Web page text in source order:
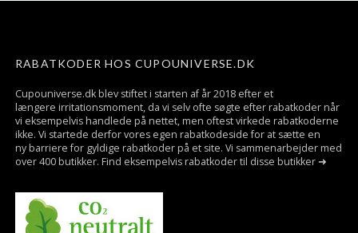
RABATKODER HOS CUPOUNIVERSE.DK
Cupouniverse.dk blev stiftet i starten af år 2018 efter et
længere irritationsmoment, da vi selv ofte søgte efter rabatkoder når
vi eksempelvis handlede på nettet, men oftest virkede rabatkoderne
ikke. Vi startede derfor vores egen rabatkodeside for at sætte en
ny barriere for gyldige rabatkoder på et site. Vi sammenarbejder med
over 400 butikker. Find eksempelvis rabatkoder til disse butikker ➜